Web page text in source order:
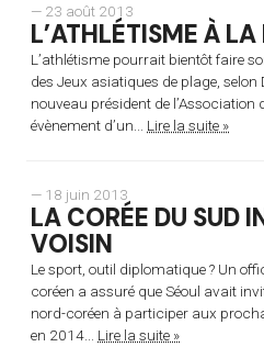
— 23 août 2013
L’ATHLÉTISME À LA
L’athlétisme pourrait bientôt faire
des Jeux asiatiques de plage,
nouveau président de l’Association
évènement d’un... Lire la suite »
— 18 juin 2013
LA CORÉE DU SUD
VOISIN
Le sport, outil diplomatique ? Un
coréen a assuré que Séoul avait
nord-coréen à participer aux
en 2014... Lire la suite »